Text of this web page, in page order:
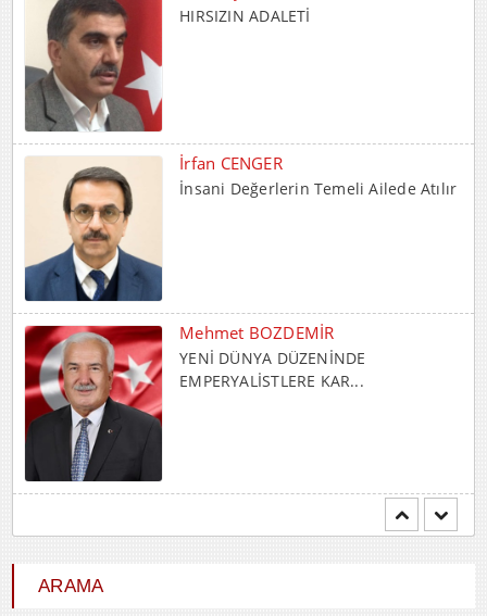
EMPERYALİSTLERE KAR...
ARAMA